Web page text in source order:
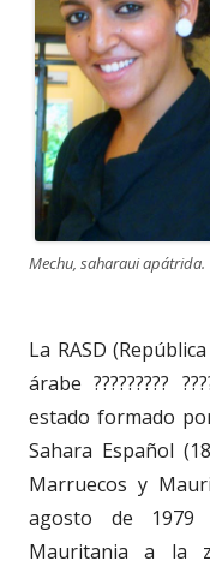
Mechu, saharaui apátrida.
La RASD
árabe ?????????
estado formado
Sahara Español
Marruecos y
agosto de 1979
Mauritania a la